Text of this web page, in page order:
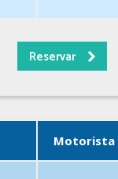
Motorista